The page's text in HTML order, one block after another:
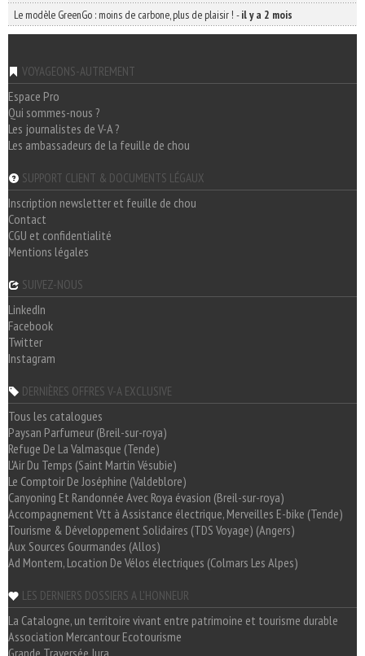
Le modèle GreenGo : moins de carbone, plus de plaisir ! -il y a 2 mois
VOYAGEONS-AUTREMENT
Espace Pro
Qui sommes-nous ?
Les journalistes de V-A ?
Les ambassadeurs de la feuille de chou
SUPPORT CLIENT & DOCUMENTS LÉGAUX
Inscription newsletter et feuille de chou
Contact
CGU et confidentialité
Mentions légales
SUIVEZ-NOUS
LinkedIn
Facebook
Twitter
Instagram
DERNIÈRES OFFRES V-A EXCLUSIVE
Tous les catalogues
Paysan Parfumeur (Breil-sur-roya)
Refuge De La Valmasque (Tende)
L'Air Du Temps (Saint Martin Vésubie)
Le Comptoir De Joséphine (Valdeblore)
Canyoning Et Randonnée Avec Roya évasion (Breil-sur-roya)
Accompagnement Vtt à Assistance électrique, Merveilles E-bike (Tende)
Tourisme & Développement Solidaires (TDS Voyage) (Angers)
Aux Sources Gourmandes (Allos)
Ad Montem, Location De Vélos électriques (Colmars Les Alpes)
LES DERNIERS DOSSIERS A L'HONNEUR
La Catalogne, un territoire vivant entre patrimoine et tourisme durable
Association Mercantour Ecotourisme
Grande Traversée Jura